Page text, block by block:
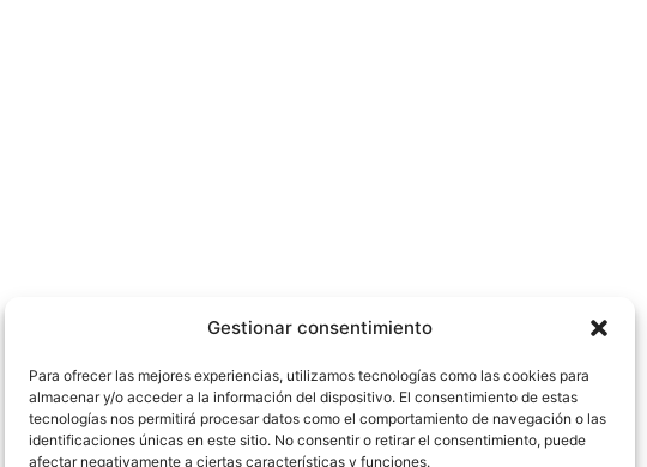
Gestionar consentimiento
Para ofrecer las mejores experiencias, utilizamos tecnologías como las cookies para
almacenar y/o acceder a la información del dispositivo. El consentimiento de estas
tecnologías nos permitirá procesar datos como el comportamiento de navegación o las
identificaciones únicas en este sitio. No consentir o retirar el consentimiento, puede
afectar negativamente a ciertas características y funciones.